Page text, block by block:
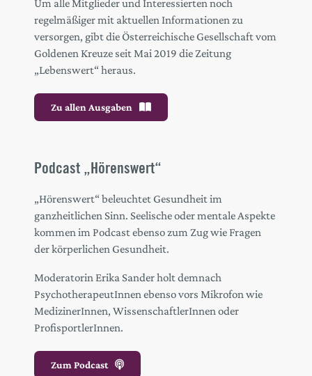
Um alle Mitglieder und Interessierten noch
regelmäßiger mit aktuellen Informationen zu
versorgen, gibt die Österreichische Gesellschaft vom
Goldenen Kreuze seit Mai 2019 die Zeitung
„Lebenswert“ heraus.
Zu allen Ausgaben
Podcast „Hörenswert“
„Hörenswert“ beleuchtet Gesundheit im
ganzheitlichen Sinn. Seelische oder mentale Aspekte
kommen im Podcast ebenso zum Zug wie Fragen
der körperlichen Gesundheit.
Moderatorin Erika Sander holt demnach
PsychotherapeutInnen ebenso vors Mikrofon wie
MedizinerInnen, WissenschaftlerInnen oder
ProfisportlerInnen.
Zum Podcast